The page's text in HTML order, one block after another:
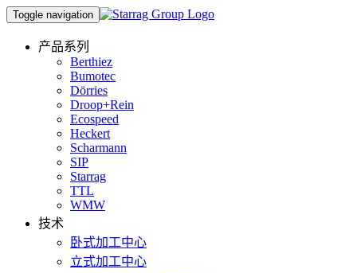
Toggle navigation
产品系列
Berthiez
Bumotec
Dörries
Droop+Rein
Ecospeed
Heckert
Scharmann
SIP
Starrag
TTL
WMW
技术
卧式加工中心
立式加工中心